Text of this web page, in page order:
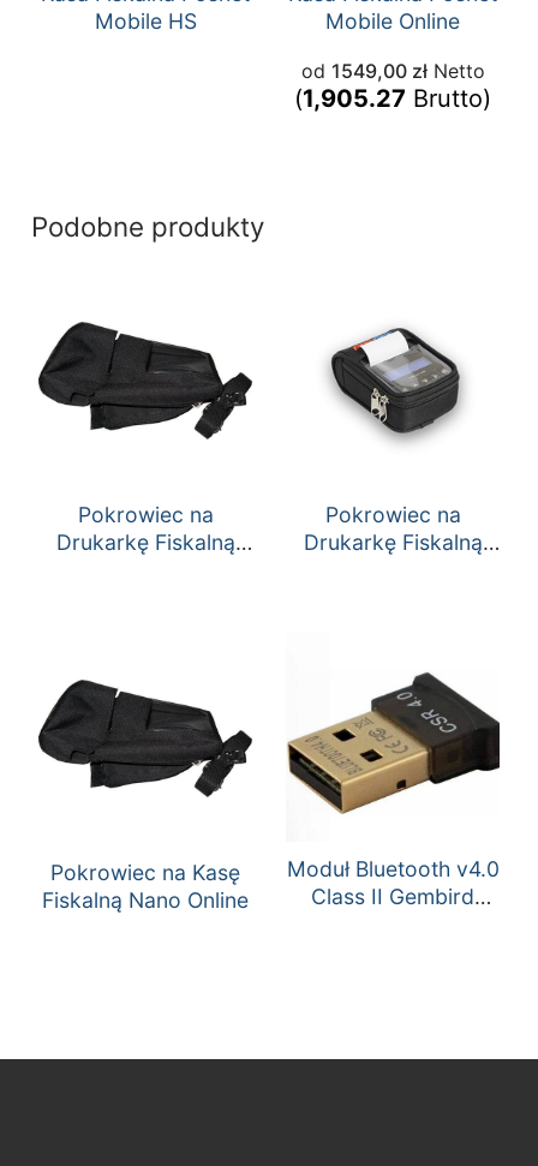
Mobile HS
Mobile Online
od 1549,00 złNetto
(1,905.27 Brutto)
Podobne produkty
Pokrowiec na
Drukarkę Fiskalną
Pokrowiec na
Drukarkę Fiskalną
Pokrowiec na Kasę
Fiskalną Nano Online
Moduł Bluetooth v4.0
Class II Gembird